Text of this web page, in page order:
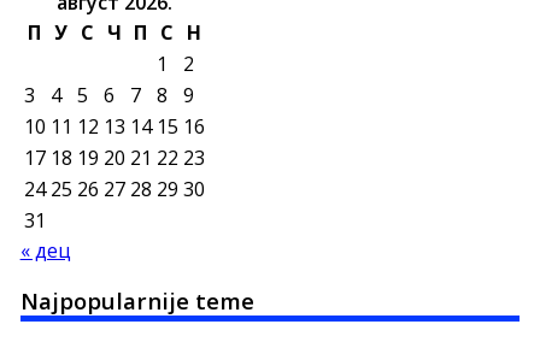
П У С Ч П С Н
1
2
3
4 5 6 7 8
9
10 11 12 13 14 15 16
17 18 19 20 21 22 23
24 25 26 27 28 29 30
31
« дец
Najpopularnije teme